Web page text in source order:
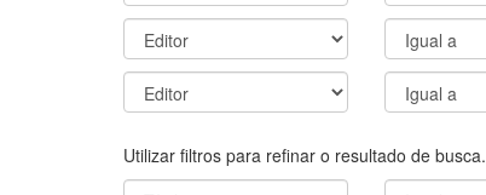
Utilizar filtros para refinar o resultado de busca.